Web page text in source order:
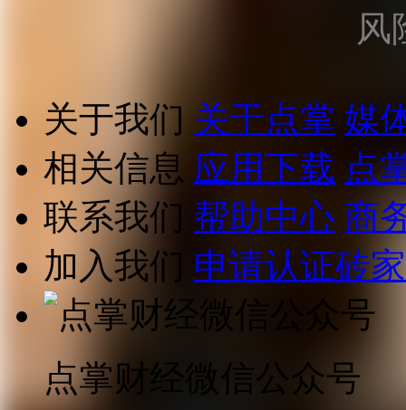
风
关于我们 关于点掌 媒
相关信息 应用下载 点
联系我们 帮助中心 商
加入我们 申请认证砖家
点掌财经微信公众号